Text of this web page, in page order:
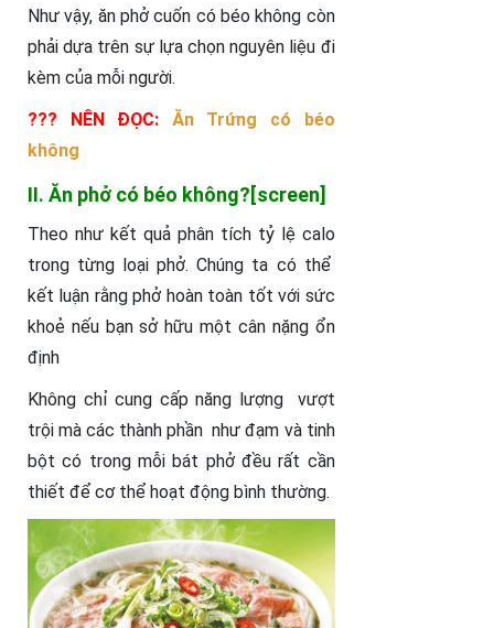
Như vậy, ăn phở cuốn có béo không còn
phải dựa trên sự lựa chọn nguyên liệu đi
kèm của mỗi người.
??? NÊN ĐỌC:
Ăn Trứng có béo
không
II. Ăn phở có béo không?[screen]
Theo như kết quả phân tích tỷ lệ calo
trong từng loại phở. Chúng ta có thể
kết luận rằng phở hoàn toàn tốt với sức
khoẻ nếu bạn sở hữu một cân nặng ổn
định
Không chỉ cung cấp năng lượng vượt
trội mà các thành phần như đạm và tinh
bột có trong mỗi bát phở đều rất cần
thiết để cơ thể hoạt động bình thường.